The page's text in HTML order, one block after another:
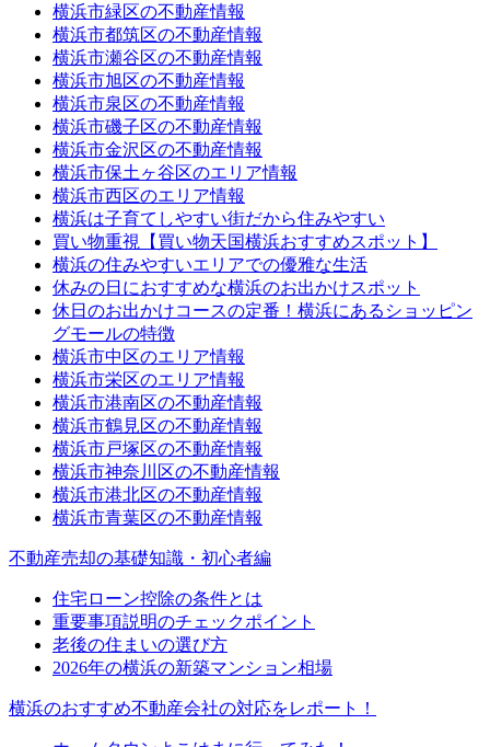
横浜市緑区の不動産情報
横浜市都筑区の不動産情報
横浜市瀬谷区の不動産情報
横浜市旭区の不動産情報
横浜市泉区の不動産情報
横浜市磯子区の不動産情報
横浜市金沢区の不動産情報
横浜市保土ヶ谷区のエリア情報
横浜市西区のエリア情報
横浜は子育てしやすい街だから住みやすい
買い物重視【買い物天国横浜おすすめスポット】
横浜の住みやすいエリアでの優雅な生活
休みの日におすすめな横浜のお出かけスポット
休日のお出かけコースの定番！横浜にあるショッピン
グモールの特徴
横浜市中区のエリア情報
横浜市栄区のエリア情報
横浜市港南区の不動産情報
横浜市鶴見区の不動産情報
横浜市戸塚区の不動産情報
横浜市神奈川区の不動産情報
横浜市港北区の不動産情報
横浜市青葉区の不動産情報
不動産売却の基礎知識・初心者編
住宅ローン控除の条件とは
重要事項説明のチェックポイント
老後の住まいの選び方
2026年の横浜の新築マンション相場
横浜のおすすめ不動産会社の対応をレポート！